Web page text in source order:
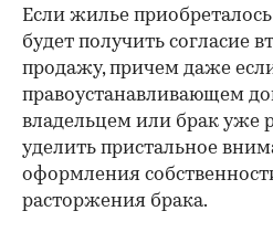
Если жилье
будет получить согласие
продажу, причем даже
правоустанавливающем
владельцем или брак уже
уделить пристальное
оформления
расторжения брака.